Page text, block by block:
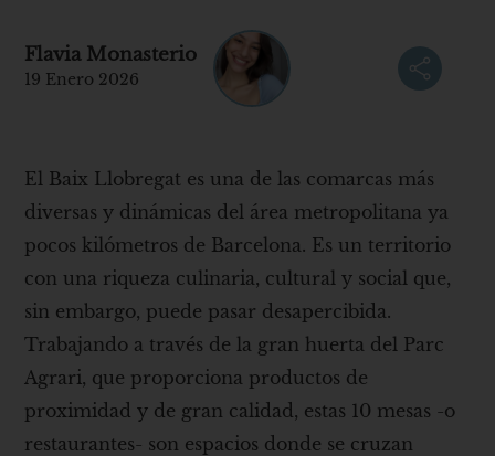
Flavia Monasterio
19 Enero 2026
El Baix Llobregat es una de las comarcas más
diversas y dinámicas del área metropolitana ya
pocos kilómetros de Barcelona. Es un territorio
con una riqueza culinaria, cultural y social que,
sin embargo, puede pasar desapercibida.
Trabajando a través de la gran huerta del Parc
Agrari, que proporciona productos de
proximidad y de gran calidad, estas 10 mesas -o
restaurantes- son espacios donde se cruzan